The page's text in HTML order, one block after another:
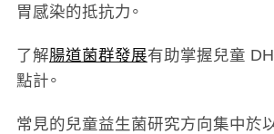
胃感染的抵抗力。
了解腸道菌群發展有助掌握兒童
點計。
常見的兒童益生菌研究方向集中於